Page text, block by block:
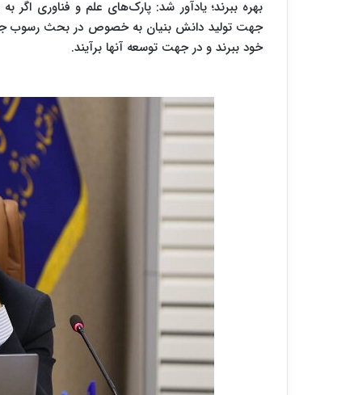
بهره ببرند؛ یادآور شد: پارک‌های علم و فناوری اگر
جهت تولید دانش بنیان به خصوص در بحث رسوب
خود ببرند و در جهت توسعه آنها برآیند.